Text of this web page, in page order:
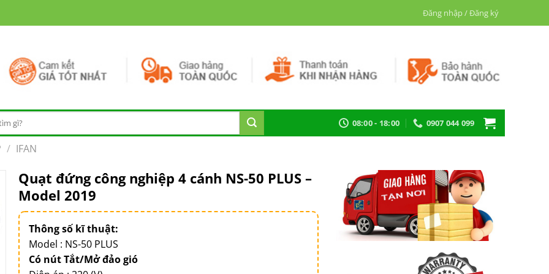
Đăng nhập / Đăng ký
08:00 - 18:00 0907 044 099
/ IFAN
Quạt đứng công nghiệp 4 cánh NS-50 PLUS –
Model 2019
Thông số kĩ thuật:
Model : NS-50 PLUS
Có nút Tắt/Mở đảo gió